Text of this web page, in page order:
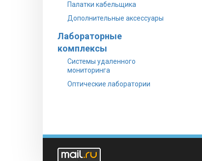
Палатки кабельщика
Дополнительные аксессуары
Лабораторные
комплексы
Системы удаленного
мониторинга
Оптические лаборатории